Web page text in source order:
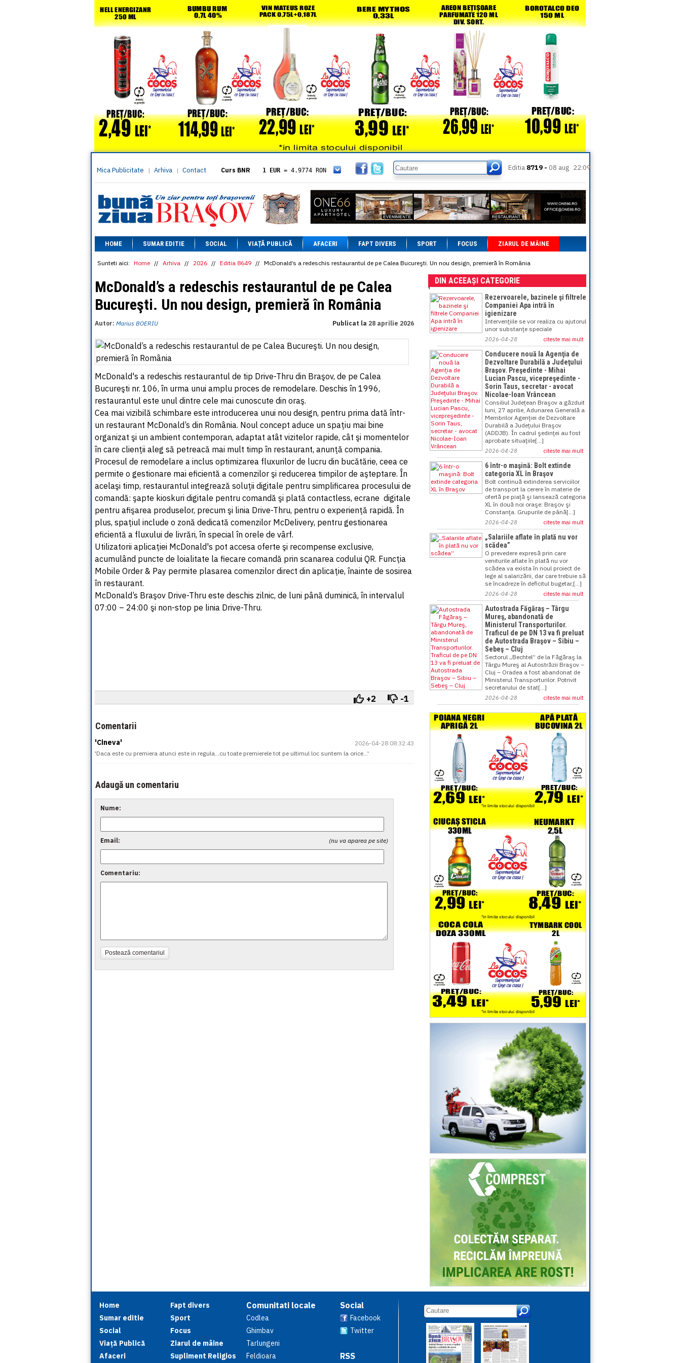
Mica Publicitate | Arhiva | Contact Curs BNR 1 EUR = 4.9774 RON
= 5.8304 RON
1 XAU= 464.4611 RON
1 AED= 1.1933 RON
1 AUD= 2.7957 RON
1 BGN= 2.5449 RON
1 CAD= 3.1559 RON
1 CHF= 5.2813 RON
1 CNY= 0.6015 RON
= 0.6668 RON
1 EGP
= 0.0860 RON
= 1.2223 RON
1 INR
= 0.0513 RON
1 MXN= 0.2227 RON
1 PLN
= 1.1646 RON
1 RSD = 0.0425 RON
1 RUB = 0.0530 RON
1 SEK= 0.4526 RON
1 TRY
= 0.1141 RON
1 UAH= 0.1048 RON
1 XDR= 5.9383 RON
1 ZAR= 0.2318 RON
Editia 8719 - 08 aug 22:09
HOME SUMAR EDITIE SOCIAL VIAȚĂ PUBLICĂ AFACERI FAPT DIVERS SPORT FOCUS ZIARUL DE MÂINE
Sunteti aici: Home // Arhiva // 2026 // Editia 8649 // McDonald’s a redeschis restaurantul de pe Calea Bucureşti. Un nou design, premieră în România
McDonald’s a redeschis restaurantul de pe Calea
Bucureşti. Un nou design, premieră în România
Autor: Marius BOERIU Publicat la 28 aprilie 2026
McDonald's a redeschis restaurantul de tip Drive-Thru din Braşov, de pe Calea
Bucureşti nr. 106, în urma unui amplu proces de remodelare. Deschis în 1996,
restaurantul este unul dintre cele mai cunoscute din oraş.
Cea mai vizibilă schimbare este introducerea unui nou design, pentru prima dată într-
un restaurant McDonald’s din România. Noul concept aduce un spaţiu mai bine
organizat şi un ambient contemporan, adaptat atât vizitelor rapide, cât şi momentelor
în care clienţii aleg să petreacă mai mult timp în restaurant, anunţă compania.
Procesul de remodelare a inclus optimizarea fluxurilor de lucru din bucătărie, ceea ce
permite o gestionare mai eficientă a comenzilor şi reducerea timpilor de aşteptare. În
acelaşi timp, restaurantul integrează soluţii digitale pentru simplificarea procesului de
comandă: şapte kioskuri digitale pentru comandă şi plată contactless, ecrane digitale
pentru afişarea produselor, precum şi linia Drive-Thru, pentru o experienţă rapidă. În
plus, spaţiul include o zonă dedicată comenzilor McDelivery, pentru gestionarea
eficientă a fluxului de livrări, în special în orele de vârf.
Utilizatorii aplicaţiei McDonald's pot accesa oferte şi recompense exclusive,
acumulând puncte de loialitate la fiecare comandă prin scanarea codului QR. Funcţia
Mobile Order & Pay permite plasarea comenzilor direct din aplicaţie, înainte de sosirea
în restaurant.
McDonald’s Braşov Drive-Thru este deschis zilnic, de luni până duminică, în intervalul
07:00 – 24:00 şi non-stop pe linia Drive-Thru.
+2 -1
Comentarii
'Cineva'
2026-04-28 08:32:43
'Daca este cu premiera atunci este in regula...cu toate premierele tot pe ultimul loc suntem la orice...'
Adaugă un comentariu
Nume:
(nu va aparea pe site)
Email:
Comentariu:
Postează comentariul
DIN ACEEAȘI CATEGORIE
Rezervoarele, bazinele şi filtrele
Companiei Apa intră în
igienizare
Intervenţiile se vor realiza cu ajutorul
unor substanţe speciale
2026-04-28 citeste mai mult
Conducere nouă la Agenţia de
Dezvoltare Durabilă a Judeţului
Braşov. Preşedinte - Mihai
Lucian Pascu, vicepreşedinte -
Sorin Taus, secretar - avocat
Nicolae-Ioan Vrâncean
Consiliul Judeţean Braşov a găzduit
luni, 27 aprilie, Adunarea Generală a
Membrilor Agenţiei de Dezvoltare
Durabilă a Judeţului Braşov
(ADDJB). În cadrul şedinţei au fost
aprobate situaţiile[...]
2026-04-28 citeste mai mult
6 într-o maşină: Bolt extinde
categoria XL în Braşov
Bolt continuă extinderea serviciilor
de transport la cerere în materie de
ofertă pe piaţă şi lansează categoria
XL în două noi oraşe: Braşov şi
Constanţa. Grupurile de până[...]
2026-04-28 citeste mai mult
„Salariile aflate în plată nu vor
scădea”
O prevedere expresă prin care
veniturile aflate în plată nu vor
scădea va exista în noul proiect de
lege al salarizării, dar care trebuie să
se încadreze în deficitul bugetar,[...]
2026-04-28 citeste mai mult
Autostrada Făgăraş – Târgu
Mureş, abandonată de
Ministerul Transporturilor.
Traficul de pe DN 13 va fi preluat
de Autostrada Braşov – Sibiu –
Sebeş – Cluj
Sectorul „Bechtel” de la Făgăraş la
Târgu Mureş al Autostrăzii Braşov –
Cluj – Oradea a fost abandonat de
Ministerul Transporturilor. Potrivit
secretarului de stat[...]
2026-04-28 citeste mai mult
Home
Sumar editie
Social
Viață Publică
Afaceri
Fapt divers
Sport
Focus
Ziarul de mâine
Supliment Religios
Comunitati locale
Codlea
Ghimbav
Tarlungeni
Feldioara
Social
Facebook
Twitter
RSS